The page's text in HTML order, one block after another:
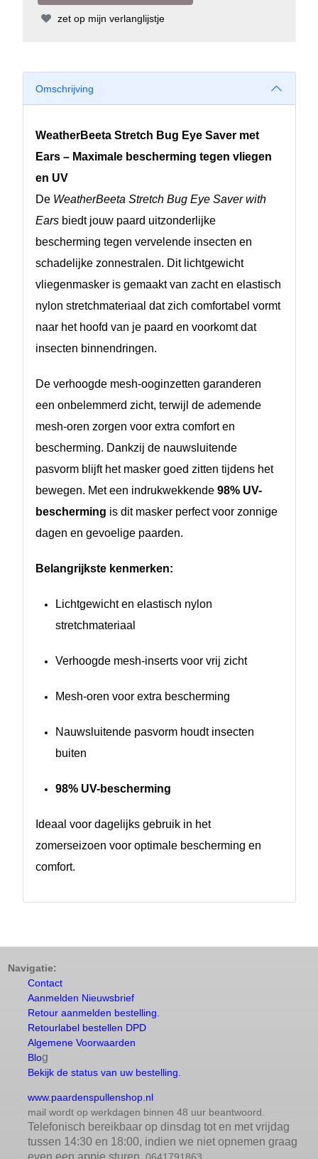
zet op mijn verlanglijstje
Omschrijving
WeatherBeeta Stretch Bug Eye Saver met
Ears – Maximale bescherming tegen vliegen
en UV
De WeatherBeeta Stretch Bug Eye Saver with
Ears biedt jouw paard uitzonderlijke
bescherming tegen vervelende insecten en
schadelijke zonnestralen. Dit lichtgewicht
vliegenmasker is gemaakt van zacht en elastisch
nylon stretchmateriaal dat zich comfortabel vormt
naar het hoofd van je paard en voorkomt dat
insecten binnendringen.
De verhoogde mesh-ooginzetten garanderen
een onbelemmerd zicht, terwijl de ademende
mesh-oren zorgen voor extra comfort en
bescherming. Dankzij de nauwsluitende
pasvorm blijft het masker goed zitten tijdens het
bewegen. Met een indrukwekkende 98% UV-
bescherming is dit masker perfect voor zonnige
dagen en gevoelige paarden.
Belangrijkste kenmerken:
Lichtgewicht en elastisch nylon
stretchmateriaal
Verhoogde mesh-inserts voor vrij zicht
Mesh-oren voor extra bescherming
Nauwsluitende pasvorm houdt insecten
buiten
98% UV-bescherming
Ideaal voor dagelijks gebruik in het
zomerseizoen voor optimale bescherming en
comfort.
Navigatie:
Contact
Aanmelden Nieuwsbrief
Retour aanmelden bestelling.
Retourlabel bestellen DPD
Algemene Voorwaarden
Blog
Bekijk de status van uw bestelling.
www.paardenspullenshop.nl
mail wordt op werkdagen binnen 48 uur beantwoord.
Telefonisch bereikbaar op dinsdag tot en met vrijdag
tussen 14:30 en 18:00, indien we niet opnemen graag
even een appje sturen 0641791863